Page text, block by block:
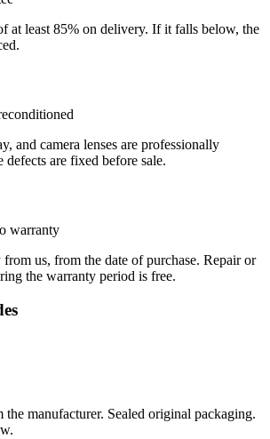
at least 85% on delivery. If it falls below, the
and camera lenses are professionally
defects are fixed before sale.
warranty
us, from the date of purchase. Repair or
the warranty period is free.
the manufacturer. Sealed original packaging.